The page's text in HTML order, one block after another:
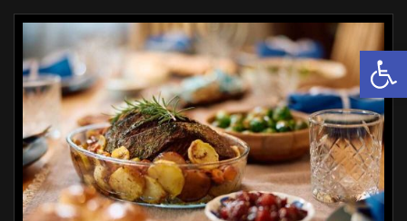
פתח סרגל נגישות